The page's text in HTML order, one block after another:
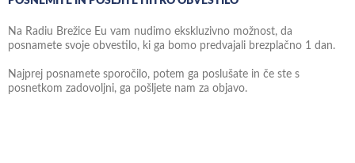
Na Radiu Brežice Eu vam nudimo ekskluzivno možnost, da
posnamete svoje obvestilo, ki ga bomo predvajali brezplačno 1 dan.
Najprej posnamete sporočilo, potem ga poslušate in če ste s
posnetkom zadovoljni, ga pošljete nam za objavo.